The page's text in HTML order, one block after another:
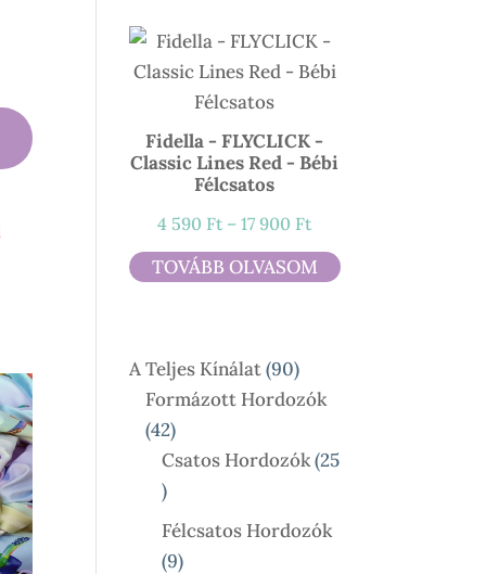
17
500 Ft
Fidella - FLYCLICK -
Classic Lines Red - Bébi
Félcsatos
4 590 Ft – 17 900 FtÁrtartomány:
4
590 Ft
TOVÁBB OLVASOM
A Teljes Kínálat 9090
Termék
Formázott Hordozók
4242
Termék
Csatos Hordozók 25
25
Termék
Félcsatos Hordozók
99